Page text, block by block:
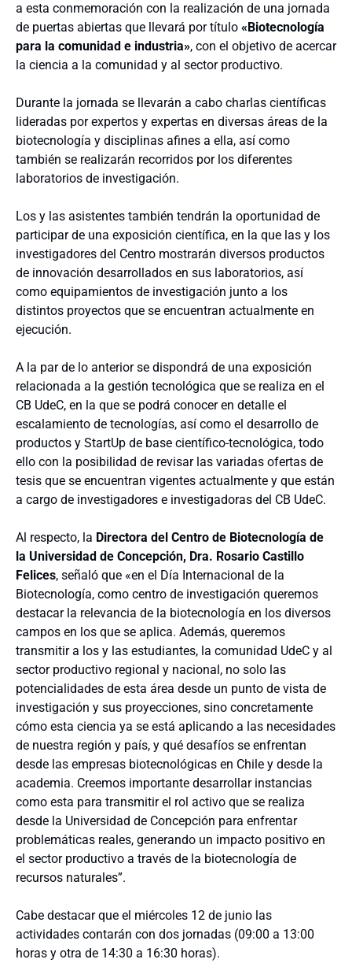
a esta conmemoración con la realización de una jornada
de puertas abiertas que llevará por título «Biotecnología
para la comunidad e industria», con el objetivo de acercar
la ciencia a la comunidad y al sector productivo.
Durante la jornada se llevarán a cabo charlas científicas
lideradas por expertos y expertas en diversas áreas de la
biotecnología y disciplinas afines a ella, así como
también se realizarán recorridos por los diferentes
laboratorios de investigación.
Los y las asistentes también tendrán la oportunidad de
participar de una exposición científica, en la que las y los
investigadores del Centro mostrarán diversos productos
de innovación desarrollados en sus laboratorios, así
como equipamientos de investigación junto a los
distintos proyectos que se encuentran actualmente en
ejecución.
A la par de lo anterior se dispondrá de una exposición
relacionada a la gestión tecnológica que se realiza en el
CB UdeC, en la que se podrá conocer en detalle el
escalamiento de tecnologías, así como el desarrollo de
productos y StartUp de base científico-tecnológica, todo
ello con la posibilidad de revisar las variadas ofertas de
tesis que se encuentran vigentes actualmente y que están
a cargo de investigadores e investigadoras del CB UdeC.
Al respecto, la Directora del Centro de Biotecnología de
la Universidad de Concepción, Dra. Rosario Castillo
Felices, señaló que «en el Día Internacional de la
Biotecnología, como centro de investigación queremos
destacar la relevancia de la biotecnología en los diversos
campos en los que se aplica. Además, queremos
transmitir a los y las estudiantes, la comunidad UdeC y al
sector productivo regional y nacional, no solo las
potencialidades de esta área desde un punto de vista de
investigación y sus proyecciones, sino concretamente
cómo esta ciencia ya se está aplicando a las necesidades
de nuestra región y país, y qué desafíos se enfrentan
desde las empresas biotecnológicas en Chile y desde la
academia. Creemos importante desarrollar instancias
como esta para transmitir el rol activo que se realiza
desde la Universidad de Concepción para enfrentar
problemáticas reales, generando un impacto positivo en
el sector productivo a través de la biotecnología de
recursos naturales”.
Cabe destacar que el miércoles 12 de junio las
actividades contarán con dos jornadas (09:00 a 13:00
horas y otra de 14:30 a 16:30 horas).